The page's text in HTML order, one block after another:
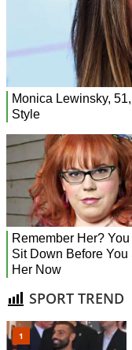
SPORT TREND